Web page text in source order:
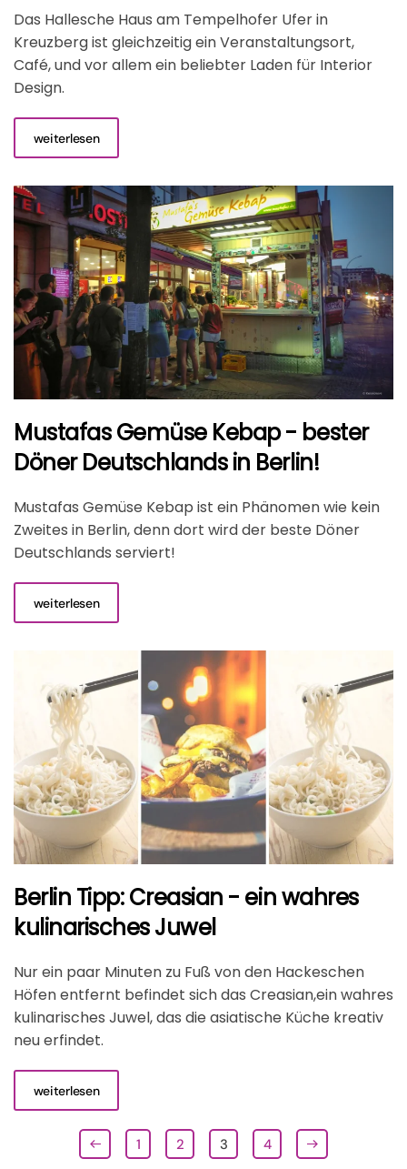
Das Hallesche Haus am Tempelhofer Ufer in
Kreuzberg ist gleichzeitig ein Veranstaltungsort,
Café, und vor allem ein beliebter Laden für Interior
Design.
weiterlesen
Mustafas Gemüse Kebap - bester
Döner Deutschlands in Berlin!
Mustafas Gemüse Kebap ist ein Phänomen wie kein
Zweites in Berlin, denn dort wird der beste Döner
Deutschlands serviert!
weiterlesen
Berlin Tipp: Creasian - ein wahres
kulinarisches Juwel
Nur ein paar Minuten zu Fuß von den Hackeschen
Höfen entfernt befindet sich das Creasian,ein wahres
kulinarisches Juwel, das die asiatische Küche kreativ
neu erfindet.
weiterlesen
1 2 3 4